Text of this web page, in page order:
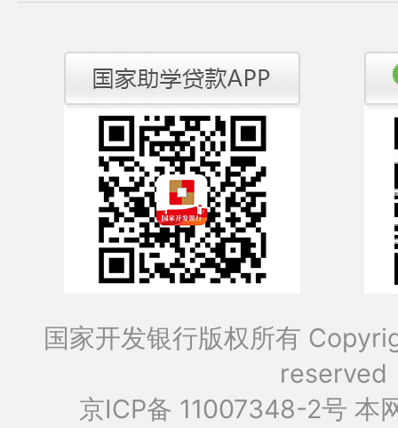
国家开发银行版权所有
reserved
京ICP备 11007348-2号 本